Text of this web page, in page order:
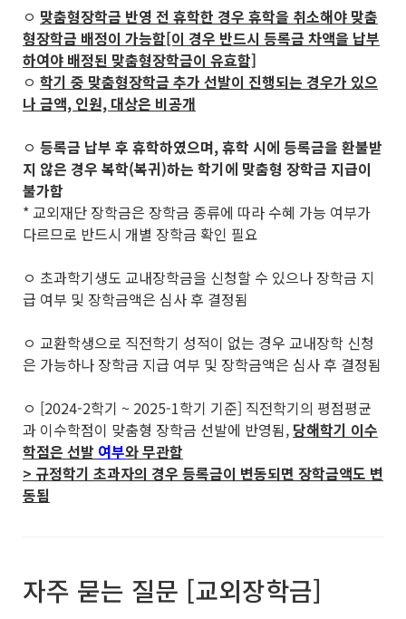
ㅇ 맞춤형장학금 반영 전 휴학한 경우 휴학을 취소해야 맞춤
형장학금 배정이 가능함[이 경우 반드시 등록금 차액을 납부
하여야 배정된 맞춤형장학금이 유효함]
ㅇ 학기 중 맞춤형장학금 추가 선발이 진행되는 경우가 있으
나 금액, 인원, 대상은 비공개
ㅇ 등록금 납부 후 휴학하였으며, 휴학 시에 등록금을 환불받
지 않은 경우 복학(복귀)하는 학기에 맞춤형 장학금 지급이
불가함
* 교외재단 장학금은 장학금 종류에 따라 수혜 가능 여부가
다르므로 반드시 개별 장학금 확인 필요
ㅇ 초과학기생도 교내장학금을 신청할 수 있으나 장학금 지
급 여부 및 장학금액은 심사 후 결정됨
ㅇ 교환학생으로 직전학기 성적이 없는 경우 교내장학 신청
은 가능하나 장학금 지급 여부 및 장학금액은 심사 후 결정됨
ㅇ [2024-2학기 ~ 2025-1학기 기준] 직전학기의 평점평균
과 이수학점이 맞춤형 장학금 선발에 반영됨, 당해학기 이수
학점은 선발 여부와 무관함
> 규정학기 초과자의 경우 등록금이 변동되면 장학금액도 변
동됨
자주 묻는 질문 [교외장학금]